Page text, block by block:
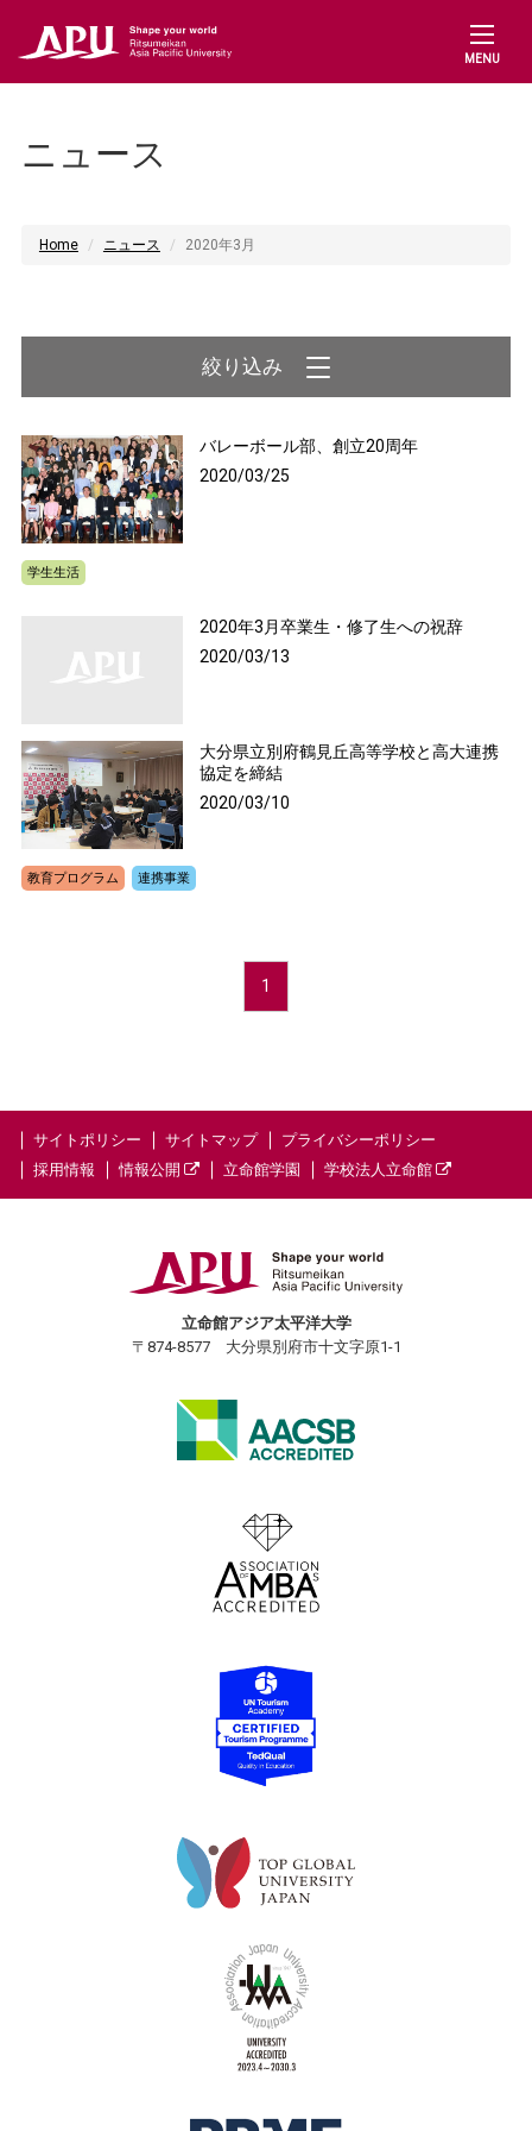
MENU
ニュース
Home ニュース 2020年3月
バレーボール部、創立20周年
2020/03/25
学生生活
2020年3月卒業生・修了生への祝辞
2020/03/13
大分県立別府鶴見丘高等学校と高大連携
協定を締結
2020/03/10
教育プログラム 連携事業
1
サイトポリシー サイトマップ
プライバシーポリシー
採用情報
情報公開 立命館学園 学校法人立命館
立命館アジア太平洋大学
〒874-8577 大分県別府市十文字原1-1